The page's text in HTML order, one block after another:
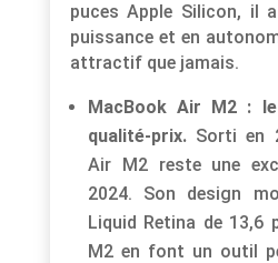
puces Apple Silicon, il
puissance et en
attractif que jamais.
MacBook Air M2 :
qualité-prix.Sorti en
Air M2 reste une
2024. Son design
Liquid Retina de 13,6
M2 en font un outil